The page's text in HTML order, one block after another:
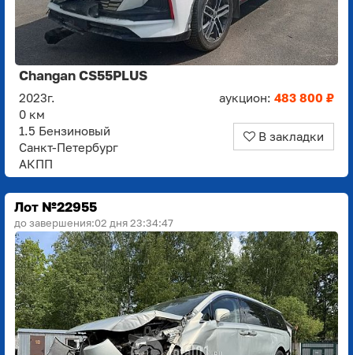
Changan CS55PLUS
2023г.
0 км
1.5 Бензиновый
Санкт-Петербург
АКПП
аукцион: 483 800 ₽
В закладки
Лот №22955
до завершения:02 дня 23:34:45